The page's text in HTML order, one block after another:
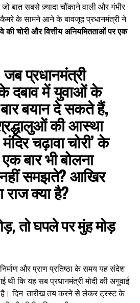
बात सबसे ज़्यादा चौंकाने वाली और गंभीर
कैमरे के सामने आने के बावजूद प्रधानमंत्री ने
की चोरी और वित्तीय अनियमितताओं पर एक
जब प्रधानमंत्री
दबाव में युवाओं के
बार बयान दे सकते हैं,
की आस्था
चढ़ावा चोरी’ के
बार भी बोलना
समझते? आखिर
राज क्या है?
तो घपले पर मुंह मोड़
और प्राण प्रतिष्ठा के समय यह संदेश
थी कि यह सब प्रधानमंत्री मोदी की अगुवाई
है। दिन-तारीख तय करने से लेकर ट्रस्ट के